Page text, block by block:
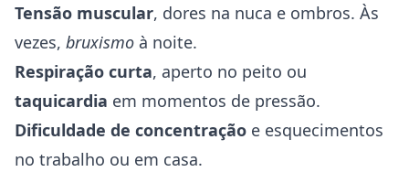
Tensão muscular, dores na nuca e ombros. Às
vezes, bruxismo à noite.
Respiração curta, aperto no peito ou
taquicardia em momentos de pressão.
Dificuldade de concentração e esquecimentos
no trabalho ou em casa.